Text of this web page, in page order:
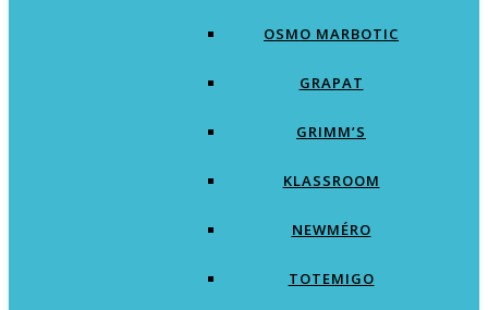
OSMO MARBOTIC
GRAPAT
GRIMM’S
KLASSROOM
NEWMÉRO
TOTEMIGO